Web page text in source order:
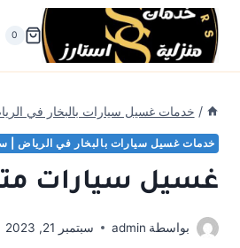
التجاوز
المحتوى
0
/ خدمات غسيل سيارات بالبخار في
خدمات غسيل سيارات بالبخار في الرياض |
غسيل سيارات
بواسطة admin سبتمبر 21, 2023